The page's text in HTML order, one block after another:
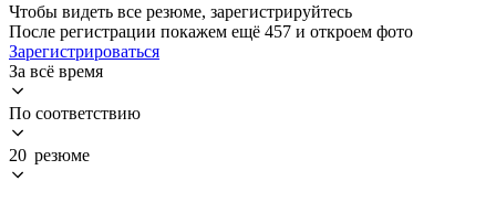
Чтобы видеть все резюме, зарегистрируйтесь
После регистрации покажем ещё 457 и откроем фото
Зарегистрироваться
За всё время
По соответствию
20 резюме